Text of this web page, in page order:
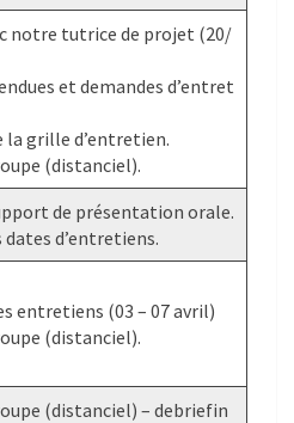
notre tutrice de projet (20/
et demandes d’entret
la grille d’entretien.
(distanciel).
de présentation orale.
d’entretiens.
entretiens (03 – 07 avril)
(distanciel).
(distanciel) – debriefin